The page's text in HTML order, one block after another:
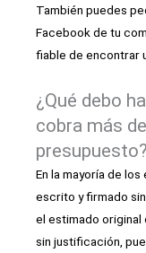
También puedes
Facebook de tu
fiable de encontrar
¿Qué debo
cobra más
presupuesto?
En la mayoría de
escrito y firmado
el estimado original
sin justificación,